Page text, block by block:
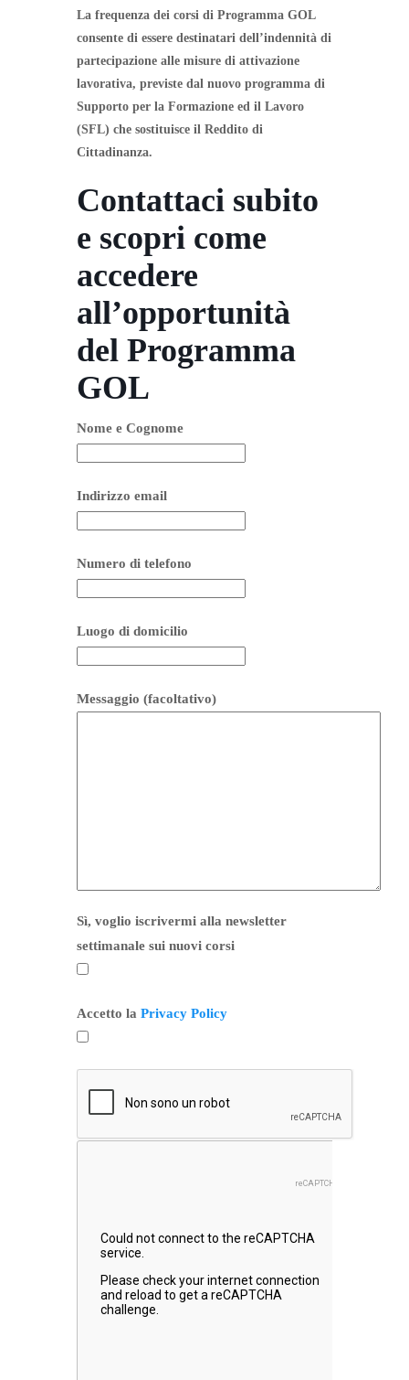
La frequenza dei corsi di Programma GOL
consente di essere destinatari dell’indennità di
partecipazione alle misure di attivazione
lavorativa, previste dal nuovo programma di
Supporto per la Formazione ed il Lavoro
(SFL) che sostituisce il Reddito di
Cittadinanza.
Contattaci subito
e scopri come
accedere
all’opportunità
del Programma
GOL
Nome e Cognome
Indirizzo email
Numero di telefono
Luogo di domicilio
Messaggio (facoltativo)
Sì, voglio iscrivermi alla newsletter
settimanale sui nuovi corsi
Accetto la Privacy Policy